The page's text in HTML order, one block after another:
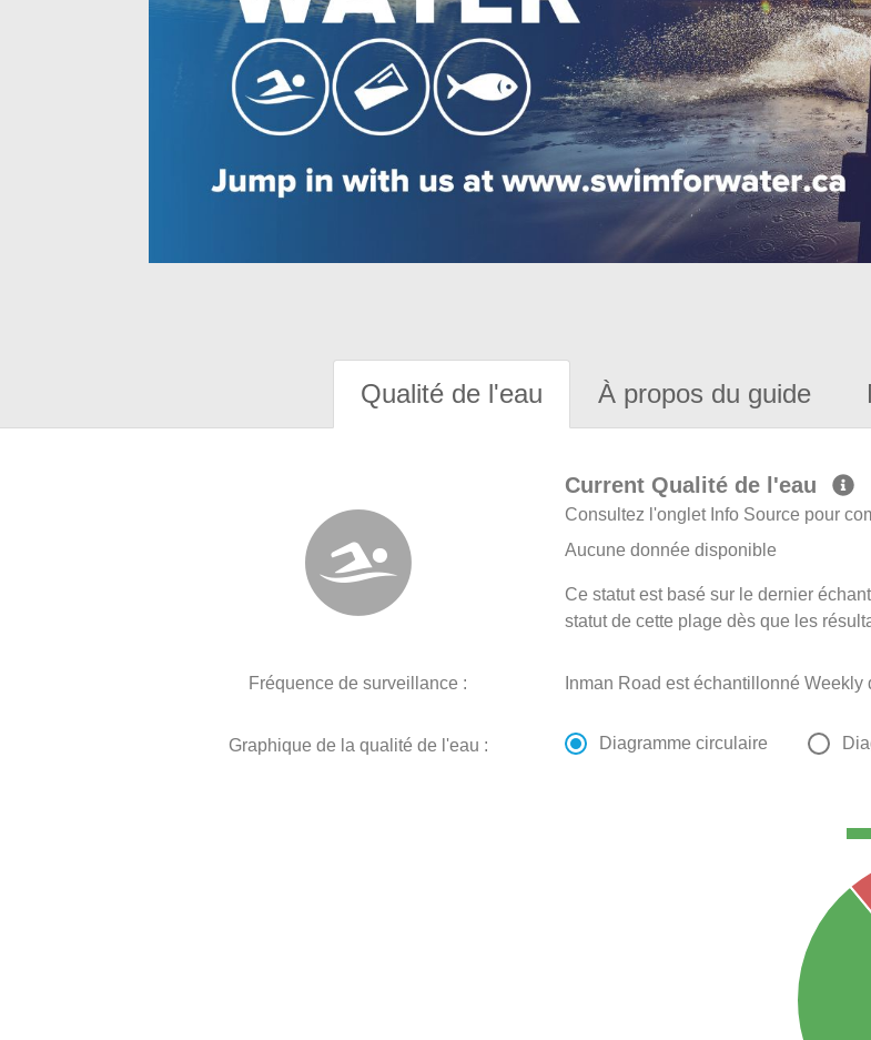
Qualité de l'eau À propos du guide
Current Qualité de l'eau
Consultez l'onglet Info Source pour
Aucune donnée disponible
Ce statut est basé sur le dernier
statut de cette plage dès que les
Fréquence de surveillance : Inman Road est échantillonné Weekly
Graphique de la qualité de l'eau : Diagramme circulaire